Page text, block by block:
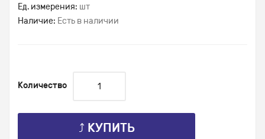
Ед. измерения: шт
Наличие: Есть в наличии
Количество
⤴ КУПИТЬ